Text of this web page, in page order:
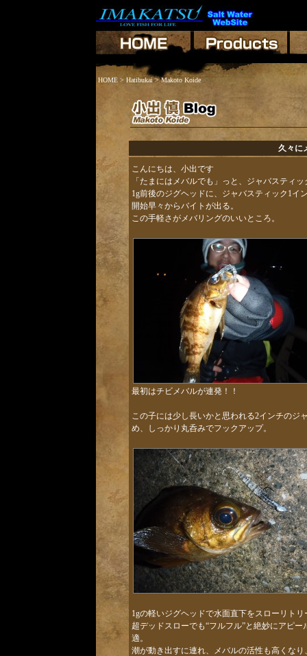
HOME > Hatibukai> Makoto Koide
久々に
こんにちは、小出です
「たまにはメバルでも」っと、ジャバスティ
1g前後のジグヘッドに、ジャバスティック1イ
開始早々からバイトが出る。
この手軽さがメバリングのいいところ。
最初はチビメバルが連発！！
この子には少し長いかと思われる2インチのジ
め、しっかり丸呑みでフックアップ。
1gの軽いジグヘッドで水面直下をスローリトリ
超デッドスローでも“フルフル”と絶妙にアピ
適。
潮が動き出すに連れ、メバルの活性も高くな